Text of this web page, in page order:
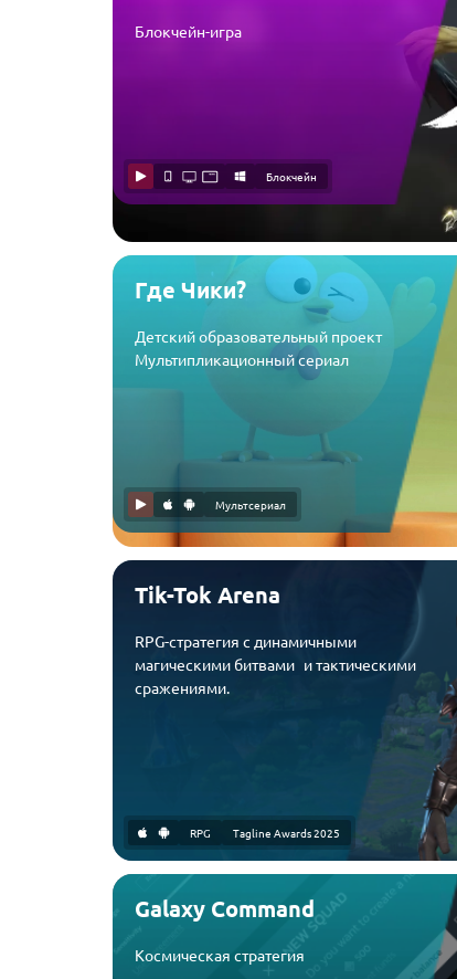
Блокчейн-игра
Блокчейн
Где Чики?
Детский образовательный проект
Мультипликационный сериал
Мультсериал
Tik-Tok Arena
RPG-стратегия с динамичными
магическими битвами и тактическими
сражениями.
RPG Tagline Awards 2025
Galaxy Command
Космическая стратегия